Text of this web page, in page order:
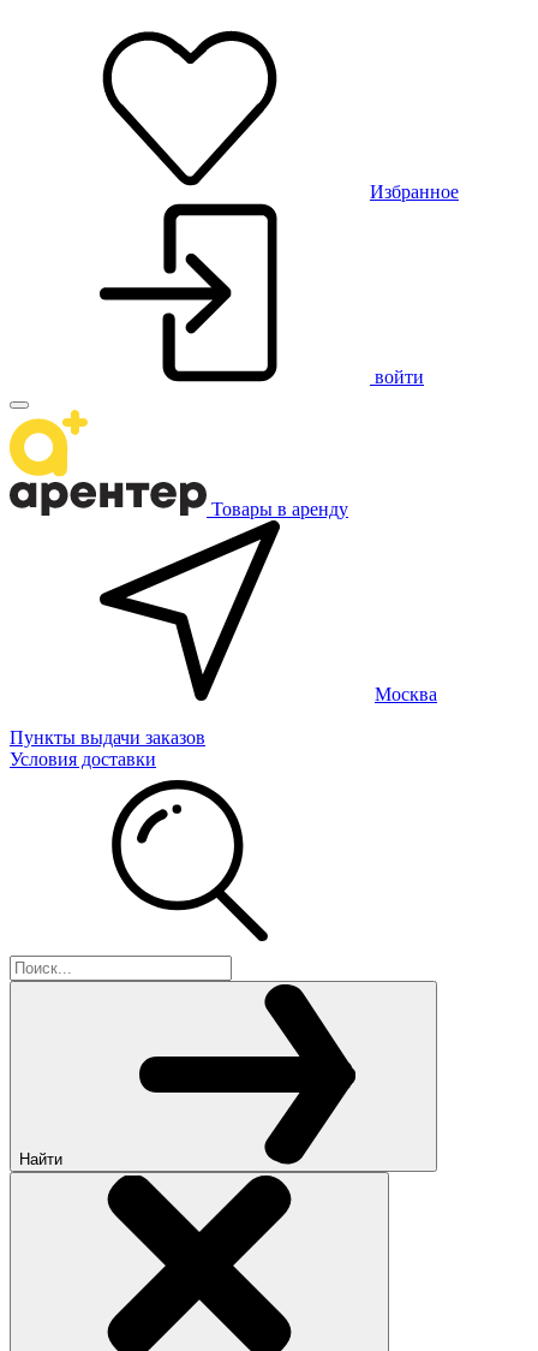
Избранное
войти
Товары в аренду
Москва
Пункты выдачи заказов
Условия доставки
Найти